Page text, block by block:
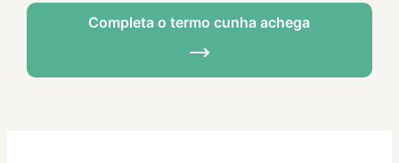
Completa o termo cunha achega